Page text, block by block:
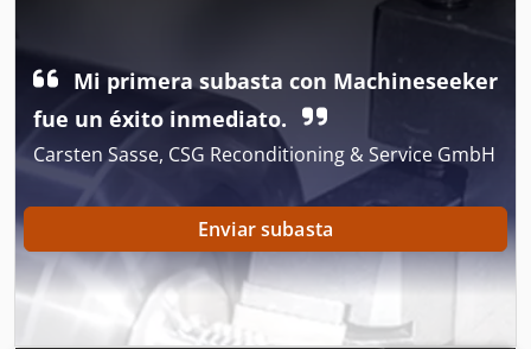
1.915. Velocidad máxima: 15 km/h. Csdpjy R Ai Asfx Abierf
Mi primera subasta con Machineseeker
fue un éxito inmediato.
Carsten Sasse, CSG Reconditioning & Service GmbH
Enviar subasta